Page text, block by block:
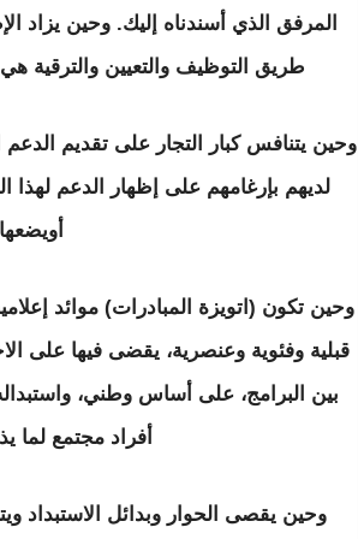
المرفق الذي أسندناه إليك. وحين
طريق التوظيف والتعيين والترقية
وحين يتنافس كبار التجار على تقديم الدعم
لديهم بإرغامهم على إظهار الدعم
وحين تكون (اتويزة المبادرات) موائد
قبلية وفئوية وعنصرية، يقضى فيها على
بين البرامج، على أساس وطني،
أفراد مجتمع لما
وحين يقصى الحوار وبدائل الاستبداد